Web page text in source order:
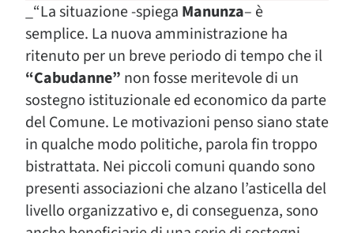
_“La situazione -spiega Manunza– è
semplice. La nuova amministrazione ha
ritenuto per un breve periodo di tempo che il
“Cabudanne” non fosse meritevole di un
sostegno istituzionale ed economico da parte
del Comune. Le motivazioni penso siano state
in qualche modo politiche, parola fin troppo
bistrattata. Nei piccoli comuni quando sono
presenti associazioni che alzano l’asticella del
livello organizzativo e, di conseguenza, sono